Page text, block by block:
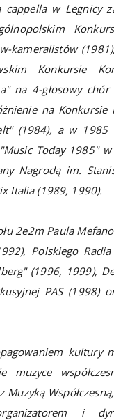
w Legnicy
kameralistów
Konkursie
na 4-głosowy
na Konkursie
(1984), a w 1985
Today 1985"
Nagrodą im.
Italia (1989, 1990).
2e2m Paula
Polskiego
(1996, 1999),
PAS (1998)
kultury
muzyce
i